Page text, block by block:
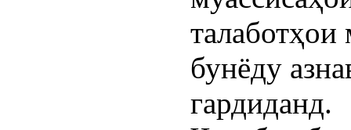
талаботҳои
бунёду
гардиданд.